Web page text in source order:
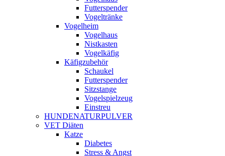
Futterspender
Vogeltränke
Vogelheim
Vogelhaus
Nistkasten
Vogelkäfig
Käfigzubehör
Schaukel
Futterspender
Sitzstange
Vogelspielzeug
Einstreu
HUNDENATURPULVER
VET Diäten
Katze
Diabetes
Stress & Angst